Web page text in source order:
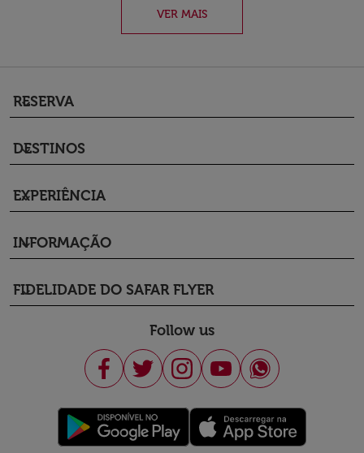
VER MAIS
RESERVA
keyboard_arrow_down
DESTINOS
keyboard_arrow_down
EXPERIÊNCIA
keyboard_arrow_down
INFORMAÇÃO
keyboard_arrow_down
FIDELIDADE DO SAFAR FLYER
keyboard_arrow_down
Follow us